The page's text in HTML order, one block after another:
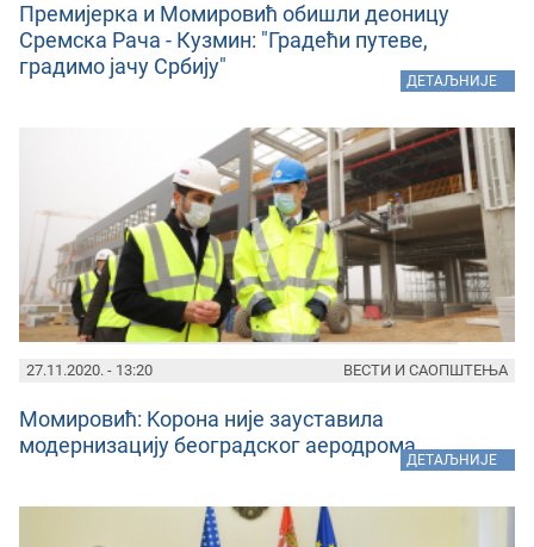
Премијерка и Момировић обишли деоницу
Сремска Рача - Кузмин: "Градећи путеве,
градимо јачу Србију"
ДЕТАЉНИЈЕ
27.11.2020. - 13:20
Момировић: Kорона није зауставила
модернизацију београдског аеродрома
ДЕТАЉНИЈЕ
ВЕСТИ И САОПШТЕЊА